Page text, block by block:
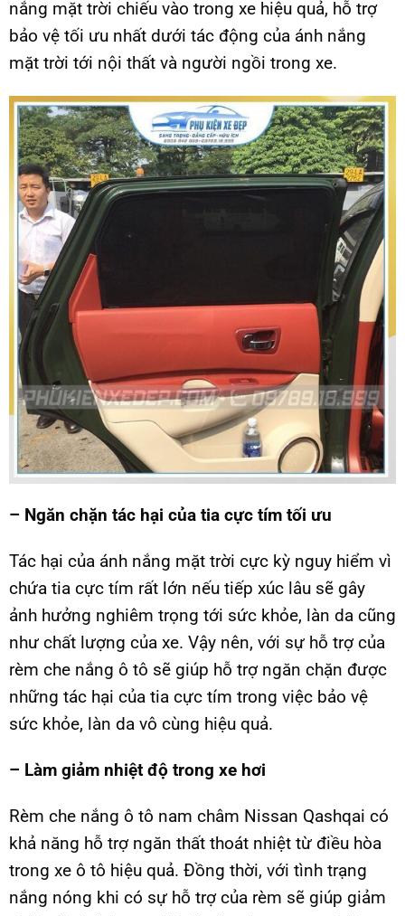
nắng mặt trời chiếu vào trong xe hiệu quả, hỗ trợ
bảo vệ tối ưu nhất dưới tác động của ánh nắng
mặt trời tới nội thất và người ngồi trong xe.
– Ngăn chặn tác hại của tia cực tím tối ưu
Tác hại của ánh nắng mặt trời cực kỳ nguy hiểm vì
chứa tia cực tím rất lớn nếu tiếp xúc lâu sẽ gây
ảnh hưởng nghiêm trọng tới sức khỏe, làn da cũng
như chất lượng của xe. Vậy nên, với sự hỗ trợ của
rèm che nắng ô tô sẽ giúp hỗ trợ ngăn chặn được
những tác hại của tia cực tím trong việc bảo vệ
sức khỏe, làn da vô cùng hiệu quả.
– Làm giảm nhiệt độ trong xe hơi
Rèm che nắng ô tô nam châm Nissan Qashqai có
khả năng hỗ trợ ngăn thất thoát nhiệt từ điều hòa
trong xe ô tô hiệu quả. Đồng thời, với tình trạng
nắng nóng khi có sự hỗ trợ của rèm sẽ giúp giảm